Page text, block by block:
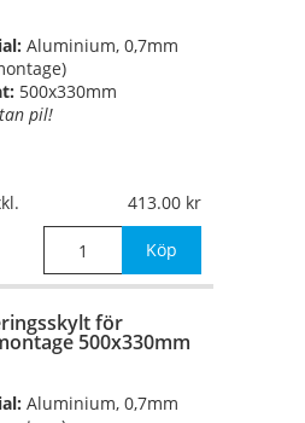
Aluminium, 0,7mm
500x330mm
pil!
413.00
Köp
för
500x330mm
Aluminium, 0,7mm